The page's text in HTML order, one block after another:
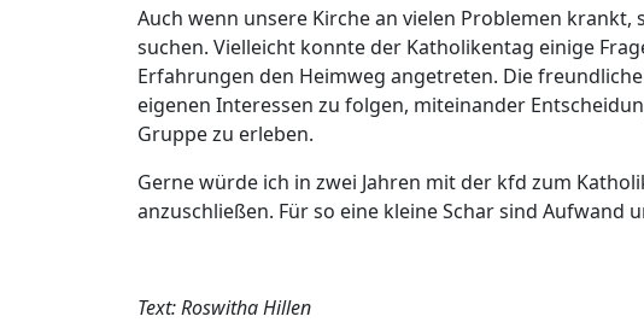
Auch wenn unsere Kirche an vielen Problemen
suchen. Vielleicht konnte der Katholikentag einige
Erfahrungen den Heimweg angetreten. Die
eigenen Interessen zu folgen, miteinander
Gruppe zu erleben.
Gerne würde ich in zwei Jahren mit der kfd zum
anzuschließen. Für so eine kleine Schar sind
Text: Roswitha Hillen